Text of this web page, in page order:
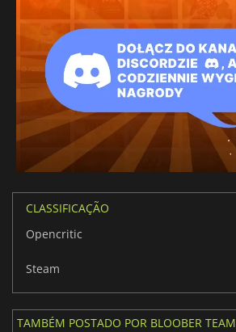
CLASSIFICAÇÃO
Opencritic
Steam
TAMBÉM POSTADO POR BLOOBER TEAM